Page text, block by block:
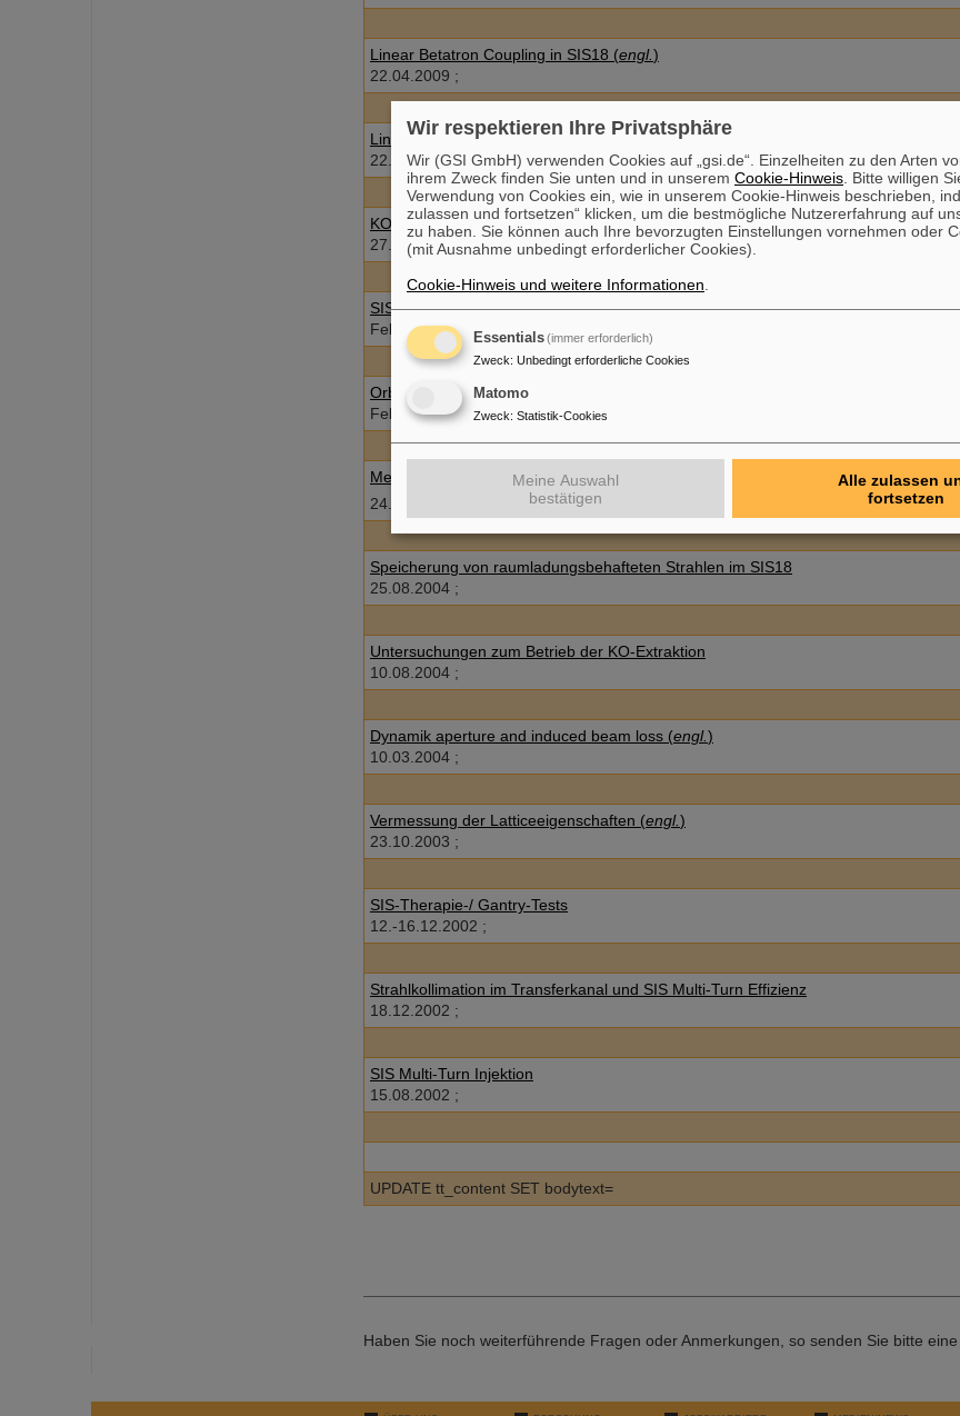
Linear Betatron Coupling in SIS18 (engl.)
22.04.2009 ;
Linear Betatron Coupling in SIS18 ( engl., Kurzversion
22.04.2009 ;
KO Extraktion Parametrisierung
27.10.2006 ;
SIS18 closed orbit correction using a local bump method (engl.)
Feb.-Mai 2006 ;
Orbit response matrix method applied to SIS18 for lattice optimization (
Feb.-April 2006 ;
Messung von Q
bei HF-KO Extraktion im SIS18
24.11.2005 ;
Speicherung von raumladungsbehafteten Strahlen im SIS18
25.08.2004 ;
Untersuchungen zum Betrieb der KO-Extraktion
10.08.2004 ;
Dynamik aperture and induced beam loss (engl.)
10.03.2004 ;
Vermessung der Latticeeigenschaften (engl.)
23.10.2003 ;
SIS-Therapie-/ Gantry-Tests
12.-16.12.2002 ;
Strahlkollimation im Transferkanal und SIS Multi-Turn Effizienz
18.12.2002 ;
SIS Multi-Turn Injektion
15.08.2002 ;
UPDATE tt_content SET bodytext=
Haben Sie noch weiterführende Fragen oder Anmerkungen, so senden Sie bitte
Wir respektieren Ihre Privatsphäre
Wir (GSI GmbH) verwenden Cookies auf „gsi.de“. Einzelheiten zu den Arten
ihrem Zweck finden Sie unten und in unserem Cookie-Hinweis . Bitte willigen
Verwendung von Cookies ein, wie in unserem Cookie-Hinweis beschrieben,
zulassen und fortsetzen“ klicken, um die bestmögliche Nutzererfahrung auf
zu haben. Sie können auch Ihre bevorzugten Einstellungen vornehmen oder
(mit Ausnahme unbedingt erforderlicher Cookies).
Cookie-Hinweis und weitere Informationen
Essentials(immer erforderlich)
Zweck: Unbedingt erforderliche Cookies
Matomo
Zweck: Statistik-Cookies
Meine Auswahl
bestätigen
Alle zulassen
fortsetzen